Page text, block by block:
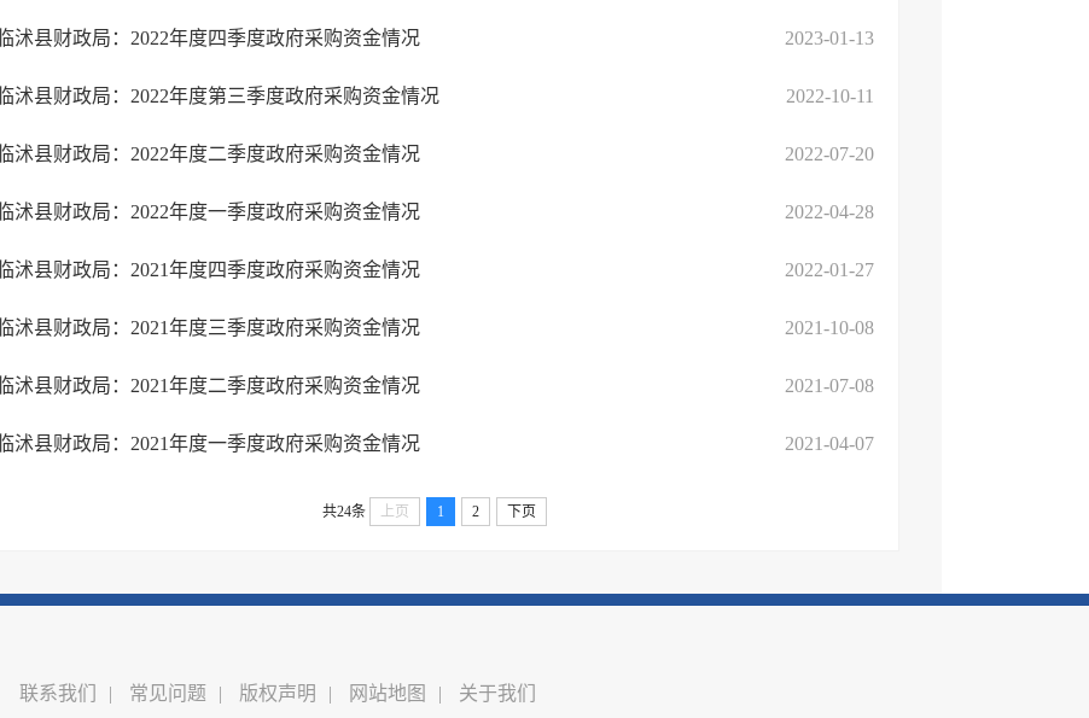
临沭县财政局：2022年度四季度政府采购资金情况 2023-01-13
临沭县财政局：2022年度第三季度政府采购资金情况 2022-10-11
临沭县财政局：2022年度二季度政府采购资金情况 2022-07-20
临沭县财政局：2022年度一季度政府采购资金情况 2022-04-28
临沭县财政局：2021年度四季度政府采购资金情况 2022-01-27
临沭县财政局：2021年度三季度政府采购资金情况 2021-10-08
临沭县财政局：2021年度二季度政府采购资金情况 2021-07-08
临沭县财政局：2021年度一季度政府采购资金情况 2021-04-07
共24条 上页 1 2 下页
联系我们 | 常见问题 | 版权声明 | 网站地图 | 关于我们